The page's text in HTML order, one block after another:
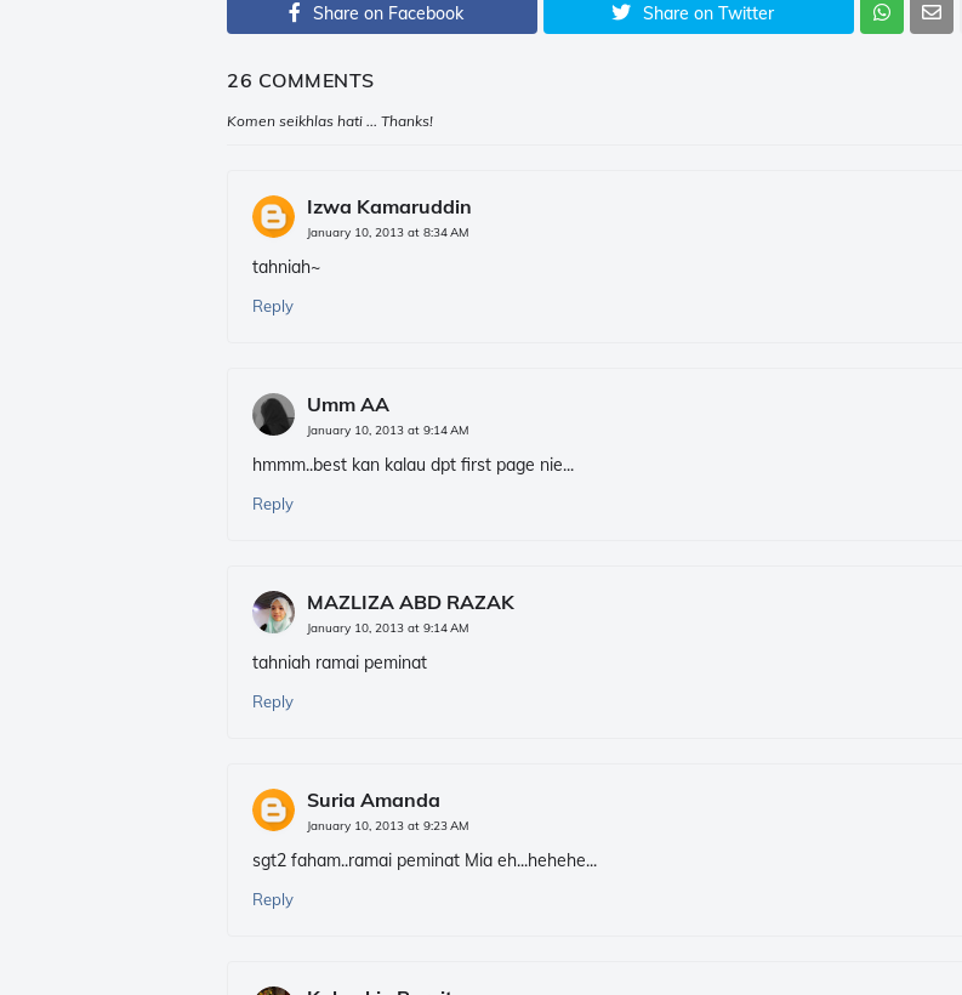
Share on Facebook Share on Twitter
26 COMMENTS
Komen seikhlas hati ... Thanks!
Izwa Kamaruddin
January 10, 2013 at 8:34 AM
tahniah~
Reply
Umm AA
January 10, 2013 at 9:14 AM
hmmm..best kan kalau dpt first page nie...
Reply
MAZLIZA ABD RAZAK
January 10, 2013 at 9:14 AM
tahniah ramai peminat
Reply
Suria Amanda
January 10, 2013 at 9:23 AM
sgt2 faham..ramai peminat Mia eh...hehehe...
Reply